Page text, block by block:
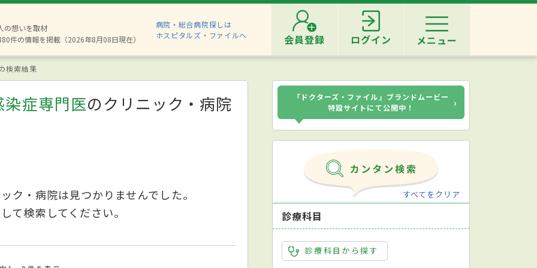
の想いを取材
件の情報を掲載（2026年8月08日現在）
病院・総合病院探しは
ホスピタルズ・ファイルへ
会員登録 ログイン メニュー
検索結果
症専門医のクリニック・病院
ク・病院は見つかりませんでした。
て検索してください。
「ドクターズ・ファイル」ブランドムービー
特設サイトにて公開中！
›
すべてをクリア
診療科目
診療科目から探す